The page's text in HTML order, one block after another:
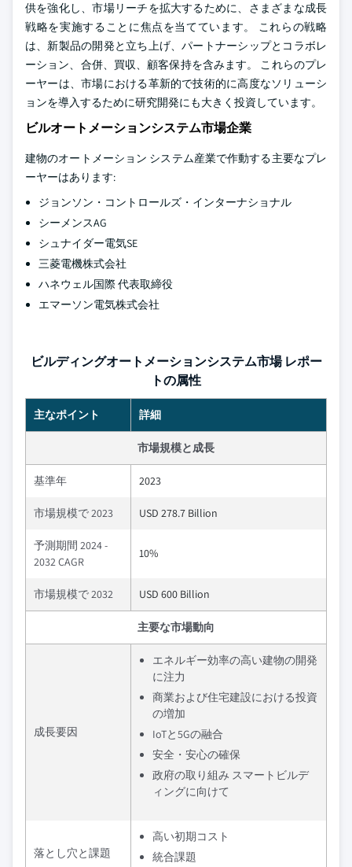
供を強化し、市場リーチを拡大するために、さまざまな成長
戦略を実施することに焦点を当てています。 これらの戦略
は、新製品の開発と立ち上げ、パートナーシップとコラボレ
ーション、合併、買収、顧客保持を含みます。 これらのプレ
ーヤーは、市場における革新的で技術的に高度なソリューシ
ョンを導入するために研究開発にも大きく投資しています。
ビルオートメーションシステム市場企業
建物のオートメーション システム産業で作動する主要なプレ
ーヤーはあります:
ジョンソン・コントロールズ・インターナショナル
シーメンスAG
シュナイダー電気SE
三菱電機株式会社
ハネウェル国際 代表取締役
エマーソン電気株式会社
ビルディングオートメーションシステム市場 レポー
トの属性
主なポイント 詳細
市場規模と成長
基準年 2023
市場規模で 2023 USD 278.7 Billion
予測期間 2024 -
2032 CAGR
10%
市場規模で 2032 USD 600 Billion
主要な市場動向
成長要因
エネルギー効率の高い建物の開発
に注力
商業および住宅建設における投資
の増加
IoTと5Gの融合
安全・安心の確保
政府の取り組み スマートビルデ
ィングに向けて
落とし穴と課題
高い初期コスト
統合課題